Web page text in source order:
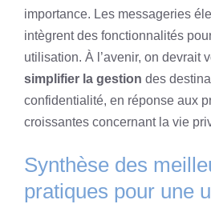
importance. Les messageries
intègrent des fonctionnalités
utilisation. À l’avenir, on devrait
simplifier la gestion des
confidentialité, en réponse aux
croissantes concernant la vie
Synthèse des
pratiques pour une